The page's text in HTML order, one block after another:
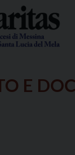
E